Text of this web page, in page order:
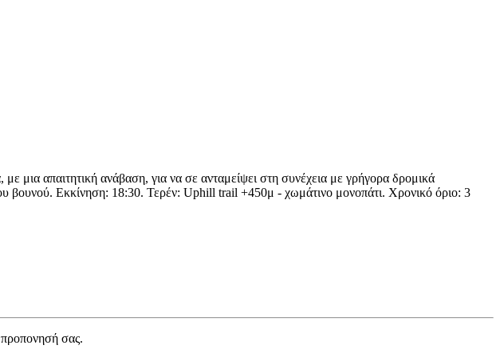
απαιτητική ανάβαση, για να σε ανταμείψει στη συνέχεια με γρήγορα δρομικά
βουνού. Εκκίνηση: 18:30. Τερέν: Uphill trail +450μ - χωμάτινο μονοπάτι. Χρονικό όριο: 3
προπονησή σας.